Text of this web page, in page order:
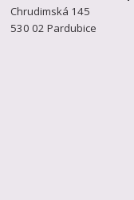
Chrudimská 145
530 02 Pardubice